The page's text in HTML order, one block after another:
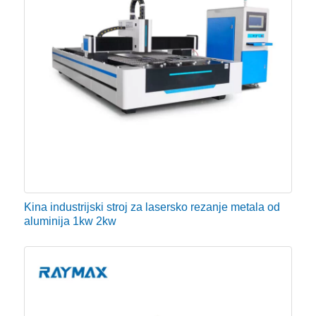
lima za prodaju uglavnom se sastoji od numeričkog
upravljačkog sustava, servo sustava i
niskonaponskog električnog sustava. Električni
upravljački sustav stroja za lasersko rezanje je glavni
dio koji osigurava raznovrsnu grafičku putanju.
Upravljački dio niskonaponskog električnog sustava
● Laserski hladnjak
Koristi se za hlađenje laserskog generatora. Laser je
uređaj koji koristi električnu energiju za pretvaranje u
svjetlosnu energiju. Na primjer, stopa pretvorbe lasera
Kina industrijski stroj za lasersko rezanje metala od
aluminija 1kw 2kw